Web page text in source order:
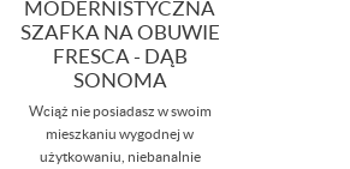
MODERNISTYCZNA
SZAFKA NA OBUWIE
FRESCA - DĄB
SONOMA
Wciąż nie posiadasz w swoim
mieszkaniu wygodnej w
użytkowaniu, niebanalnie